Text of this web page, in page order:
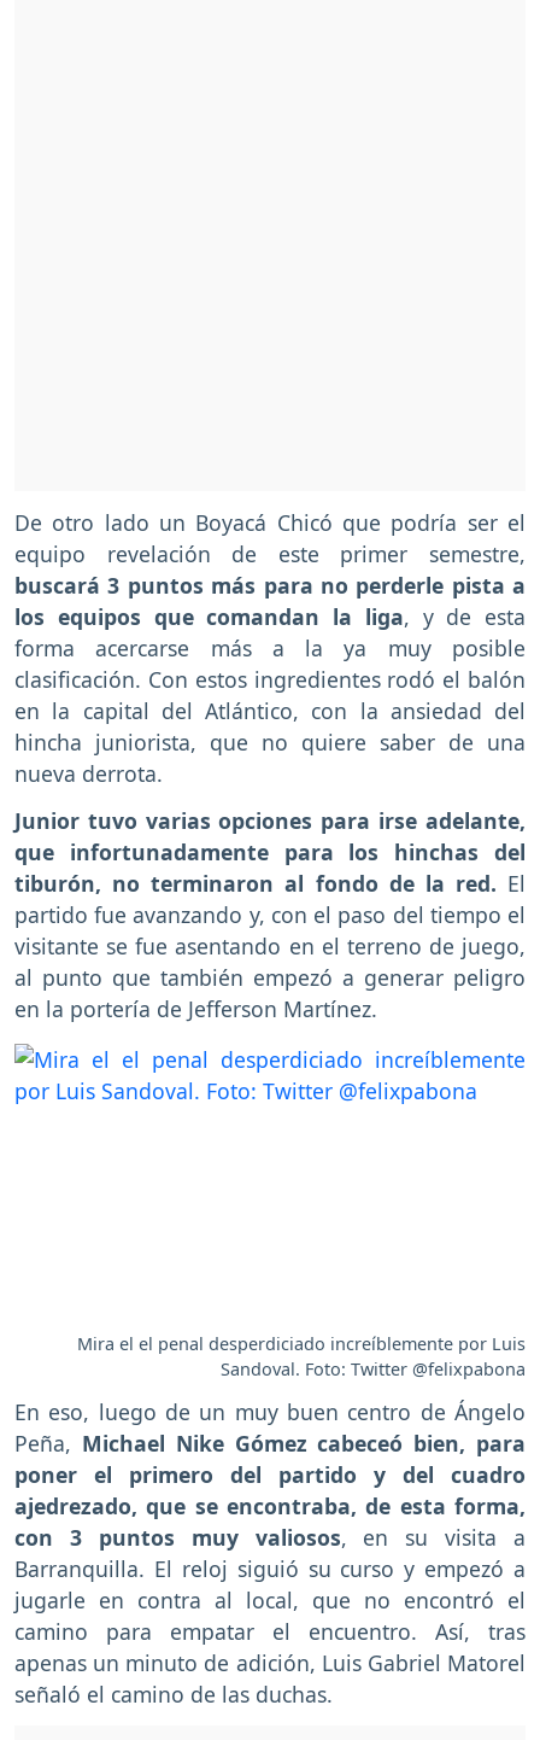
De otro lado un Boyacá Chicó que podría ser el
equipo revelación de este primer semestre,
buscará 3 puntos más para no perderle pista a
los equipos que comandan la liga, y de esta
forma acercarse más a la ya muy posible
clasificación. Con estos ingredientes rodó el balón
en la capital del Atlántico, con la ansiedad del
hincha juniorista, que no quiere saber de una
nueva derrota.
Junior tuvo varias opciones para irse adelante,
que infortunadamente para los hinchas del
tiburón, no terminaron al fondo de la red. El
partido fue avanzando y, con el paso del tiempo el
visitante se fue asentando en el terreno de juego,
al punto que también empezó a generar peligro
en la portería de Jefferson Martínez.
Mira el el penal desperdiciado increíblemente por Luis
Sandoval. Foto: Twitter @felixpabona
En eso, luego de un muy buen centro de Ángelo
Peña, Michael Nike Gómez cabeceó bien, para
poner el primero del partido y del cuadro
ajedrezado, que se encontraba, de esta forma,
con 3 puntos muy valiosos, en su visita a
Barranquilla. El reloj siguió su curso y empezó a
jugarle en contra al local, que no encontró el
camino para empatar el encuentro. Así, tras
apenas un minuto de adición, Luis Gabriel Matorel
señaló el camino de las duchas.